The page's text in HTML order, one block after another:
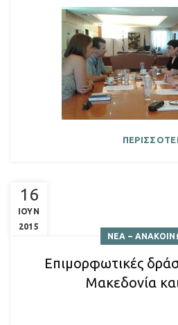
16
ΙΟΥΝ
2015
ΝΕΑ –
Επιμορφωτικές
Μακεδονία